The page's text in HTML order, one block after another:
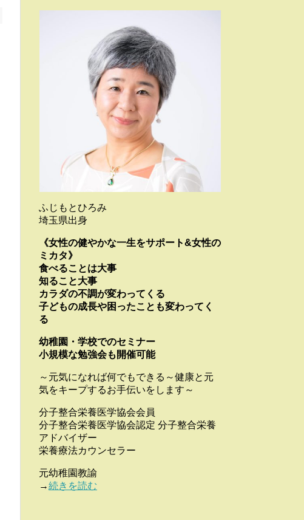
ふじもとひろみ
埼玉県出身
《女性の健やかな一生をサポート&女性の
ミカタ》
食べることは大事
知ること大事
カラダの不調が変わってくる
子どもの成長や困ったことも変わってく
る
幼稚園・学校でのセミナー
小規模な勉強会も開催可能
～元気になれば何でもできる～健康と元
気をキープするお手伝いをします～
分子整合栄養医学協会会員
分子整合栄養医学協会認定 分子整合栄養
アドバイザー
栄養療法カウンセラー
元幼稚園教諭
→続きを読む